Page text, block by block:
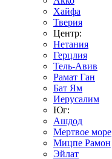
Хайфа
Тверия
Центр:
Нетания
Герцлия
Тель-Авив
Рамат Ган
Бат Ям
Иерусалим
Юг:
Ашдод
Мертвое море
Мицпе Рамон
Эйлат